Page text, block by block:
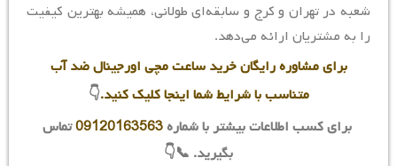
شعبه در تهران و کرج و سابقه‌ای طولانی، همیشه بهترین کیفیت
را به مشتریان ارائه می‌دهد.
برای مشاوره رایگان خرید ساعت مچی اورجینال ضد آب
متناسب با شرایط شما اینجا کلیک کنید.👇
برای کسب اطلاعات بیشتر با شماره09120163563تماس
بگیرید. 📞👇